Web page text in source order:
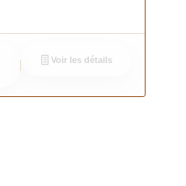
Voir les détails